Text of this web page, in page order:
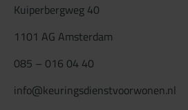
Kuiperbergweg 40
1101 AG Amsterdam
085 – 016 04 40
info@keuringsdienstvoorwonen.nl